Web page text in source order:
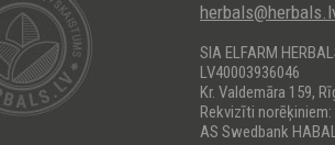
SIA ELFARM
LV40003936046
Kr. Valdemāra 159,
Rekvizīti norēķiniem:
AS Swedbank